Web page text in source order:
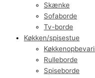
Skænke
Sofaborde
Tv-borde
Køkken/spisestue
Rulleborde
Spiseborde